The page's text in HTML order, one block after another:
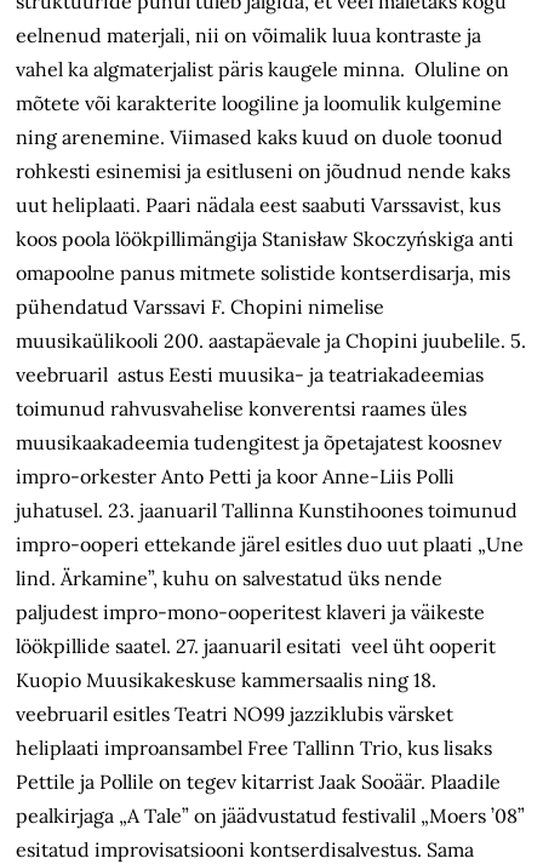
eelnenud materjali, nii on võimalik luua kontraste ja
vahel ka algmaterjalist päris kaugele minna. Oluline on
mõtete või karakterite loogiline ja loomulik kulgemine
ning arenemine. Viimased kaks kuud on duole toonud
rohkesti esinemisi ja esitluseni on jõudnud nende kaks
uut heliplaati. Paari nädala eest saabuti Varssavist, kus
koos poola löökpillimängija Stanisław Skoczyńskiga anti
omapoolne panus mitmete solistide kontserdisarja, mis
pühendatud Varssavi F. Chopini nimelise
muusikaülikooli 200. aastapäevale ja Chopini juubelile. 5.
veebruaril astus Eesti muusika- ja teatriakadeemias
toimunud rahvusvahelise konverentsi raames üles
muusikaakadeemia tudengitest ja õpetajatest koosnev
impro-orkester Anto Petti ja koor Anne-Liis Polli
juhatusel. 23. jaanuaril Tallinna Kunstihoones toimunud
impro-ooperi ettekande järel esitles duo uut plaati „Une
lind. Ärkamine”, kuhu on salvestatud üks nende
paljudest impro-mono-ooperitest klaveri ja väikeste
löökpillide saatel. 27. jaanuaril esitati veel üht ooperit
Kuopio Muusikakeskuse kammersaalis ning 18.
veebruaril esitles Teatri NO99 jazziklubis värsket
heliplaati improansambel Free Tallinn Trio, kus lisaks
Pettile ja Pollile on tegev kitarrist Jaak Sooäär. Plaadile
pealkirjaga „A Tale” on jäädvustatud festivalil „Moers ’08”
esitatud improvisatsiooni kontserdisalvestus. Sama